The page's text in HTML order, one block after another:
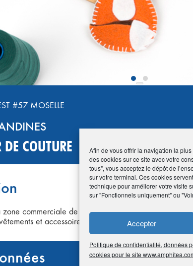
Afin de vous offrir la navigation la
des cookies sur ce site avec votre
tous", vous acceptez le dépôt de
sur votre terminal. Ces cookies
technique pour améliorer votre visite
sur "Fonctionnels uniquement" ou
Accepter
Politique de confidentialité, données
cookies pour le site
#57 MOSELLE
DE COUTURE
zone commerciale de Jouy-aux-Arches, je vous
et accessoires pour enfants et retoucherie